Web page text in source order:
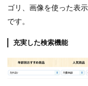
ゴリ、画像を使った表
です。
充実した検索機能